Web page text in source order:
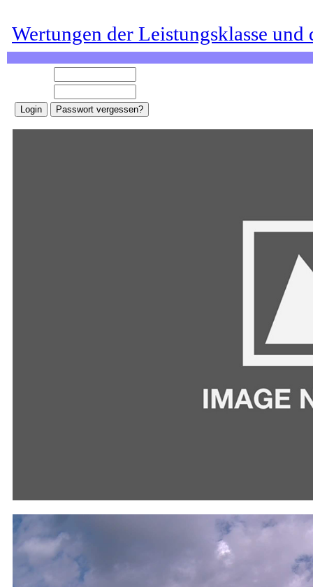
Wertungen der Leistungsklasse und